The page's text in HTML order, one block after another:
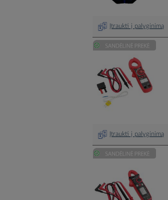
Įtraukti į palyginimą
Įtraukti į palyginimą